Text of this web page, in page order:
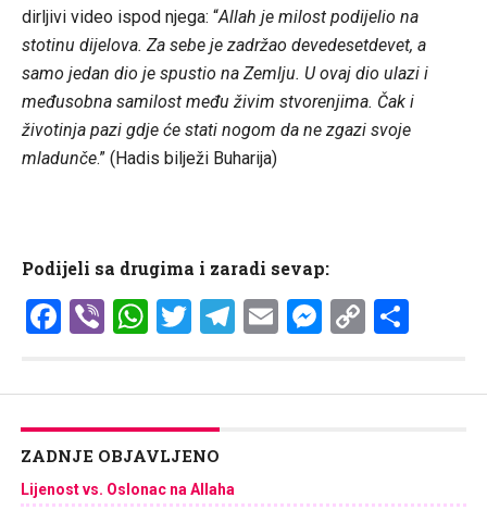
dirljivi video ispod njega: “Allah je milost podijelio na
stotinu dijelova. Za sebe je zadržao devedesetdevet, a
samo jedan dio je spustio na Zemlju. U ovaj dio ulazi i
međusobna samilost među živim stvorenjima. Čak i
životinja pazi gdje će stati nogom da ne zgazi svoje
mladunče.” (Hadis bilježi Buharija)
Podijeli sa drugima i zaradi sevap:
Facebook
ViberWhatsApp
Twitter
Telegram
EmailCopy
ZADNJE OBJAVLJENO
Lijenost vs. Oslonac na Allaha